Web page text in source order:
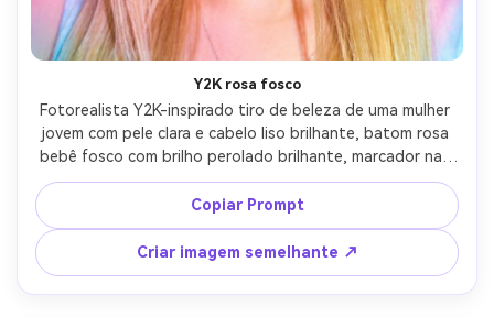
Y2K rosa fosco
Fotorealista Y2K-inspirado tiro de beleza de uma mulher
jovem com pele clara e cabelo liso brilhante, batom rosa
bebê fosco com brilho perolado brilhante, marcador nas
maçãs, sotaques de strass perto dos olhos, clipes de
cabelo de borboleta, olhar de fotografia de flash
brilhante, tirado em Sony A7C 35mm f/1.8,
enquadramento de close-up, destaques nítidos,
classificação de cores pop na moda-AR 4:5
Copiar Prompt
Criar imagem semelhante ↗
Crie imagens com
IA sem limites.
100% grátis!
Comece Grátis →